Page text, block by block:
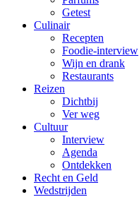
Getest
Culinair
Recepten
Foodie-interview
Wijn en drank
Restaurants
Reizen
Dichtbij
Ver weg
Cultuur
Interview
Agenda
Ontdekken
Recht en Geld
Wedstrijden